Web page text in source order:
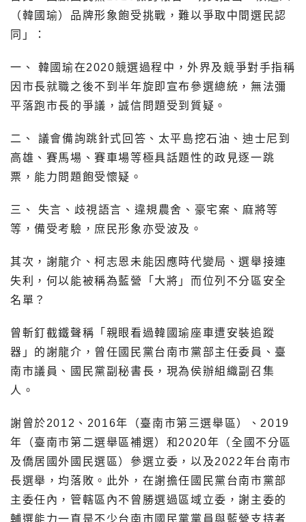
（韓國瑜）品牌形象飽受挑戰，難以爭取中間選民認
同」：
一、 韓國瑜在2020競選過程中，外界及競爭對手指稱
因市長就職之後不到半年旋即宣布參選總統，無法彌
平落跑市長的爭議，誠信問題受到質疑。
二、 議會備詢跳針式回答、太平島挖石油、迪士尼到
高雄、賽馬場、賽車場等極具話題性的政見逐一跳
票，能力問題飽受懷疑。
三、 失言、歧視語言、違規農舍、豪宅案、麻將等
等，備受考驗，庶民形象亦受波及。
其次，謝龍介、柯志恩未能因應時代變局、選舉接連
失利，何以能被稱為藍營「大將」而位列不分區安全
名單？
曾斬釘截鐵聲稱「親眼看過韓國瑜座車遭安裝追蹤
器」的謝龍介，曾任國民黨台南市黨部主任委員、臺
南市議員、國民黨副秘書長，現為侯辦組織副召集
人。
謝曾於2012、2016年（臺南市第三選舉區）、2019
年（臺南市第二選舉區補選）和2020年（全國不分區
及僑居國外國民選區）參選立委，以及2022年台南市
長選舉，均落敗。此外，在謝擔任國民黨台南市黨部
主委任內，管轄區內不曾勝選過區域立委，謝主委的
輔選能力一直是不少台南市國民黨黨員與藍營支持者